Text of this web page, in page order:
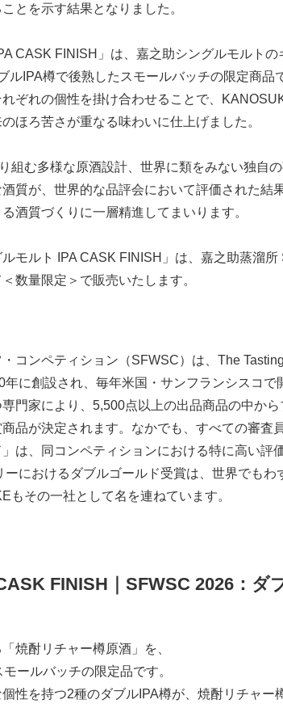
とを示す結果となりました。
CASK FINISH」は、嘉之助シングルモルトの
IPA樽で後熟したスモールバッチの限定商品
ぞれの個性を掛け合わせることで、
ほろ苦さが重なる味わいに仕上げました。
む多様な原酒設計、世界に類をみない独自
質が、世界的な品評会において評価された結
酒質づくりに一層精進してまいります。
モルト IPA CASK FINISH」は、嘉之助蒸溜所
数量限定＞で販売いたします。
コンペティション（SFWSC）は、The
に創設され、毎年米国・サンフランシスコで
門家により、5,500点以上の出品商品の中から
品が決定されます。なかでも、すべての審査
は、同コンペティションにおける特に高い評
におけるダブルゴールド受賞は、世界でもわ
もその一社として名を連ねています。
FINISH｜SFWSC 2026：ダ
焼酎リチャー樽原酒」を、
ールバッチの限定品です。
性を持つ2種のダブルIPA樽が、焼酎リチャー